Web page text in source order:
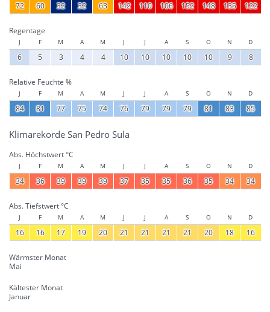
72 60 32 32 63 142 110 106 152 148 135 122
Regentage
J F M A M J J A S O N D
6 5 3 4 4 10 10 10 10 10 9 8
Relative Feuchte %
J F M A M J J A S O N D
84 81 77 75 74 76 79 79 79 81 83 85
Klimarekorde San Pedro Sula
Abs. Höchstwert °C
J F M A M J J A S O N D
34 36 39 39 39 37 35 35 36 35 34 34
Abs. Tiefstwert °C
J F M A M J J A S O N D
16 16 17 19 20 21 21 21 21 20 18 16
Wärmster Monat
Mai
Kältester Monat
Januar